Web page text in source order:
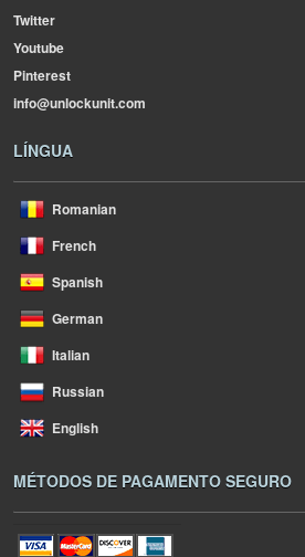
Twitter
Youtube
Pinterest
info@unlockunit.com
LÍNGUA
Romanian
French
Spanish
German
Italian
Russian
English
MÉTODOS DE PAGAMENTO SEGURO